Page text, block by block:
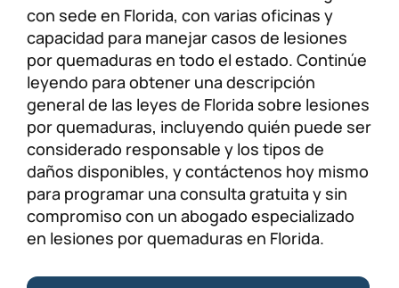
con sede en Florida, con varias oficinas y
capacidad para manejar casos de lesiones
por quemaduras en todo el estado. Continúe
leyendo para obtener una descripción
general de las leyes de Florida sobre lesiones
por quemaduras, incluyendo quién puede ser
considerado responsable y los tipos de
daños disponibles, y contáctenos hoy mismo
para programar una consulta gratuita y sin
compromiso con un abogado especializado
en lesiones por quemaduras en Florida.